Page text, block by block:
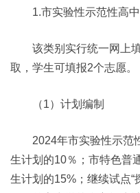
1.市实验性示范性高中
该类别实行统一网上填
取，学生可填报2个志愿。
（1）计划编制
2024年市实验性示范性
生计划的10％；市特色普
生计划的15%；继续试点“